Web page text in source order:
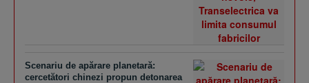
Scenariu de apărare planetară:
cercetători chinezi propun detonarea